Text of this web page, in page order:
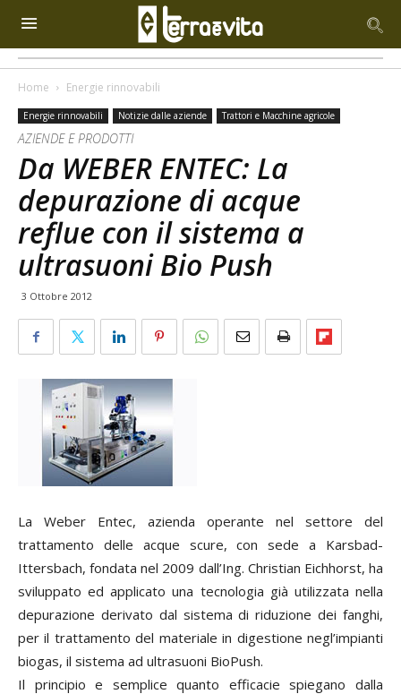
Home Energie rinnovabili
Energie rinnovabili Notizie dalle aziende Trattori e Macchine agricole
AZIENDE E PRODOTTI
Da WEBER ENTEC: La
depurazione di acque
reflue con il sistema a
ultrasuoni Bio Push
3 Ottobre 2012
La Weber Entec, azienda operante nel settore del
trattamento delle acque scure, con sede a Karsbad-
Ittersbach, fondata nel 2009 dall’Ing. Christian Eichhorst, ha
sviluppato ed applicato una tecnologia già utilizzata nella
depurazione derivato dal sistema di riduzione dei fanghi,
per il trattamento del materiale in digestione negl’impianti
biogas, il sistema ad ultrasuoni BioPush.
Il principio e semplice quanto efficacie spiegano dalla